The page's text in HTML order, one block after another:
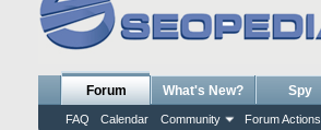
Forum
FAQ Calendar Community Forum Actions
What's New? Spy